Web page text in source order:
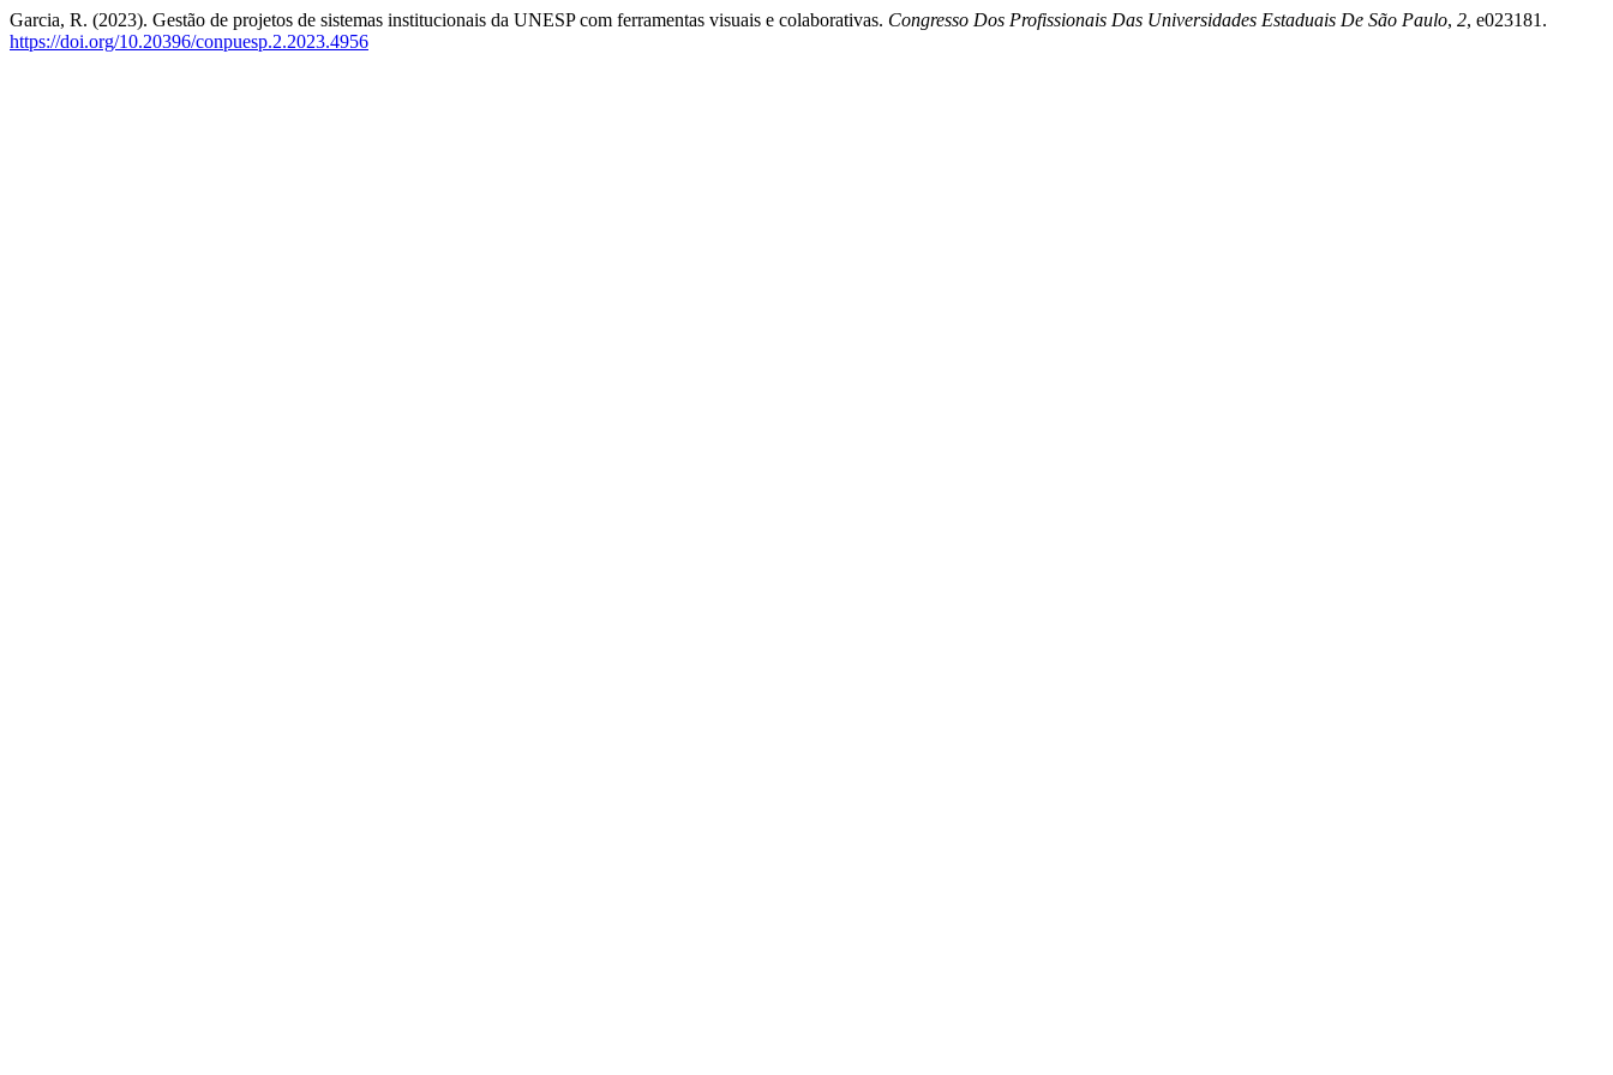
Garcia, R. (2023). Gestão de projetos de sistemas institucionais da UNESP com ferramentas visuais e colaborativas. Congresso Dos Profissionais Das Universidades Estaduais De São Paulo, 2, e023181.
https://doi.org/10.20396/conpuesp.2.2023.4956